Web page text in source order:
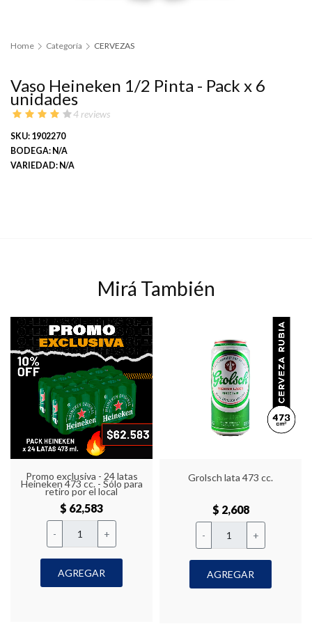
Home Categoría CERVEZAS
Vaso Heineken 1/2 Pinta - Pack x 6
unidades
4 reviews
SKU: 1902270
BODEGA: N/A
VARIEDAD: N/A
Mirá También
Promo exclusiva - 24 latas
Heineken 473 cc. - Sólo para
retiro por el local
$ 62,583
- +
AGREGAR
Grolsch lata 473 cc.
$ 2,608
- +
AGREGAR